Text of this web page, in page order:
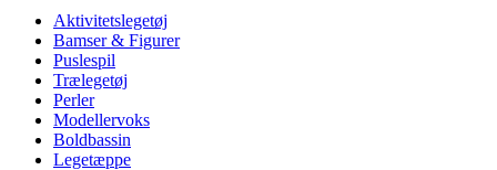
Aktivitetslegetøj
Bamser & Figurer
Puslespil
Trælegetøj
Perler
Modellervoks
Boldbassin
Legetæppe